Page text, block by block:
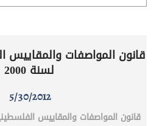
لسنة 2000
5/30/2012
قانون المواصفات والمقاييس الفلسطينية رقم